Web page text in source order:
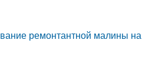
ремонтантной малины на